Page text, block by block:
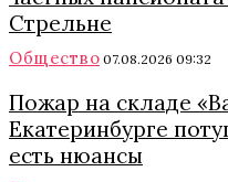
Стрельне
Общество 07.08.2026 09:32
Пожар на складе
Екатеринбурге
есть нюансы